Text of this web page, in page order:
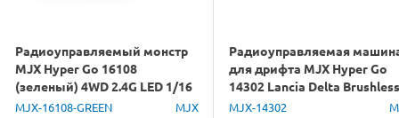
Радиоуправляемый монстр
MJX Hyper Go 16108
(зеленый) 4WD 2.4G LED 1/16
RTR
MJX-16108-GREEN MJX
Радиоуправляемая
для дрифта MJX Hyper Go
14302 Lancia Delta Brushless
4WD 2.4G LED 1/14 RTR
MJX-14302